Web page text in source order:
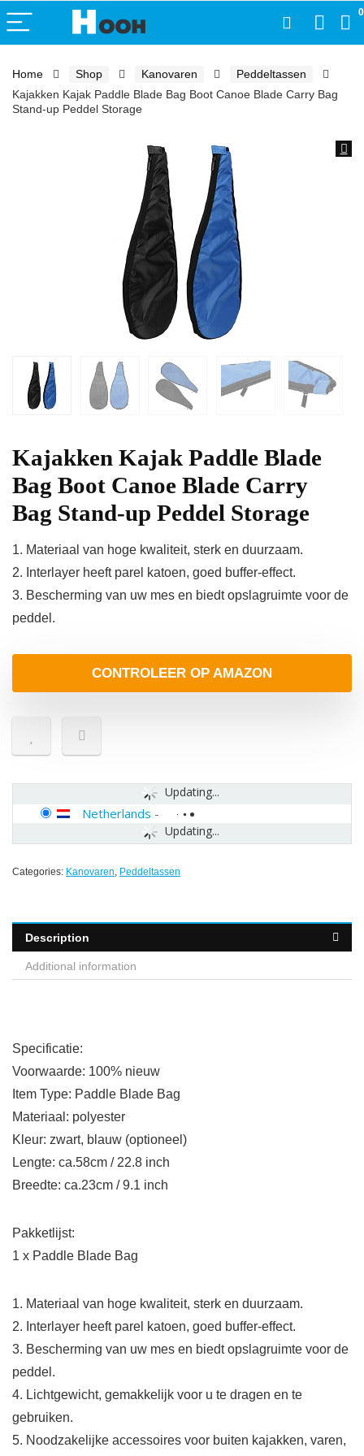
0
Home Shop Kanovaren
Peddeltassen
Kajakken Kajak Paddle Blade Bag Boot Canoe Blade Carry Bag
Stand-up Peddel Storage
Kajakken Kajak Paddle Blade
Bag Boot Canoe Blade Carry
Bag Stand-up Peddel Storage
1. Materiaal van hoge kwaliteit, sterk en duurzaam.
2. Interlayer heeft parel katoen, goed buffer-effect.
3. Bescherming van uw mes en biedt opslagruimte voor de
peddel.
CONTROLEER OP AMAZON
Updating...
Updating...
Netherlands -
Categories: Kanovaren, Peddeltassen
Description
Additional information
Specificatie:
Voorwaarde: 100% nieuw
Item Type: Paddle Blade Bag
Materiaal: polyester
Kleur: zwart, blauw (optioneel)
Lengte: ca.58cm / 22.8 inch
Breedte: ca.23cm / 9.1 inch
Pakketlijst:
1 x Paddle Blade Bag
1. Materiaal van hoge kwaliteit, sterk en duurzaam.
2. Interlayer heeft parel katoen, goed buffer-effect.
3. Bescherming van uw mes en biedt opslagruimte voor de
peddel.
4. Lichtgewicht, gemakkelijk voor u te dragen en te
gebruiken.
5. Noodzakelijke accessoires voor buiten kajakken, varen,